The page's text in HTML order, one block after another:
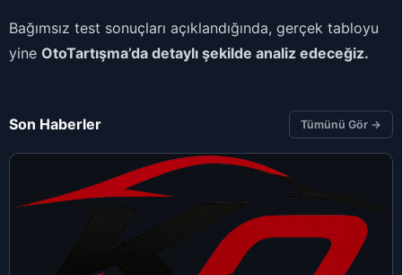
Bağımsız test sonuçları açıklandığında, gerçek tabloyu
yine OtoTartışma’da detaylı şekilde analiz edeceğiz.
Son Haberler Tümünü Gör →